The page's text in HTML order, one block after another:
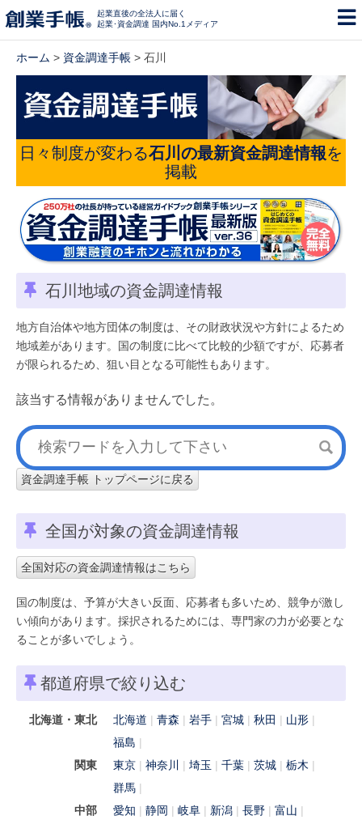
起業直後の全法人に届く
起業･資金調達 国内No.1メディア
ホーム > 資金調達手帳 > 石川
日々制度が変わる石川の最新資金調達情報を
掲載
石川地域の資金調達情報
地方自治体や地方団体の制度は、その財政状況や方針によるため
地域差があります。国の制度に比べて比較的少額ですが、応募者
が限られるため、狙い目となる可能性もあります。
該当する情報がありませんでした。
資金調達手帳 トップページに戻る
全国が対象の資金調達情報
全国対応の資金調達情報はこちら
国の制度は、予算が大きい反面、応募者も多いため、競争が激し
い傾向があります。採択されるためには、専門家の力が必要とな
ることが多いでしょう。
都道府県で絞り込む
北海道・東北 北海道 青森 岩手 宮城 秋田
山形
福島
関東
東京 神奈川 埼玉 千葉 茨城
栃木
群馬
中部
愛知 静岡 岐阜 新潟 長野
富山